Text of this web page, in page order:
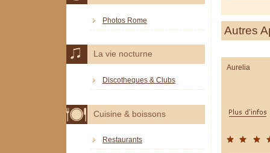
Autres
Aurelia
Photos Rome
La vie nocturne
Discotheques & Clubs
Cuisine & boissons
Restaurants